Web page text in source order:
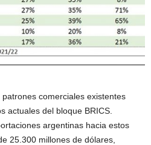
comerciales existentes
actuales del bloque BRICS.
argentinas hacia estos
25.300 millones de dólares,